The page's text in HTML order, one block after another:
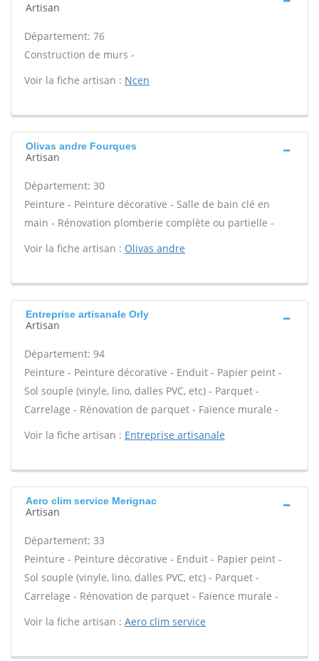
Artisan
Département: 76
Construction de murs -
Voir la fiche artisan : Ncen
Olivas andre Fourques
Artisan
Département: 30
Peinture - Peinture décorative - Salle de bain clé en
main - Rénovation plomberie complète ou partielle -
Voir la fiche artisan : Olivas andre
Entreprise artisanale Orly
Artisan
Département: 94
Peinture - Peinture décorative - Enduit - Papier peint -
Sol souple (vinyle, lino, dalles PVC, etc) - Parquet -
Carrelage - Rénovation de parquet - Faïence murale -
Voir la fiche artisan : Entreprise artisanale
Aero clim service Merignac
Artisan
Département: 33
Peinture - Peinture décorative - Enduit - Papier peint -
Sol souple (vinyle, lino, dalles PVC, etc) - Parquet -
Carrelage - Rénovation de parquet - Faïence murale -
Voir la fiche artisan : Aero clim service